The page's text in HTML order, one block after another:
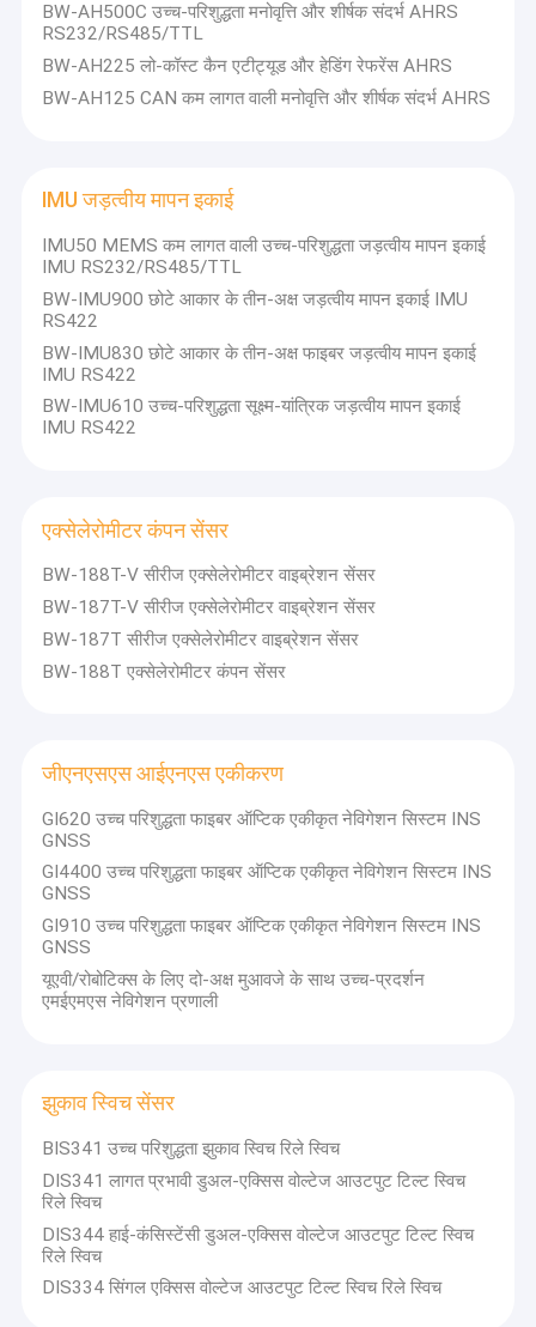
कारखाना भ्रमण
गुणवत्ता नियंत्रण
संपर्क करें
एक उद्धरण का अनुरोध करें
गतिशील इनक्लिनोमीटर
वायरलेस इनक्लिनोमीटर
इलेक्ट्रॉनिक कम्पास सेंसर
BW-AH500C उच्च-परिशुद्धता मनोवृत्ति और शीर्षक संदर्भ AHRS
RS232/RS485/TTL
BW-AH225 लो-कॉस्ट कैन एटीट्यूड और हेडिंग रेफरेंस AHRS
BW-AH125 CAN कम लागत वाली मनोवृत्ति और शीर्षक संदर्भ AHRS
IMU जड़त्वीय मापन इकाई
IMU50 MEMS कम लागत वाली उच्च-परिशुद्धता जड़त्वीय मापन इकाई
IMU RS232/RS485/TTL
BW-IMU900 छोटे आकार के तीन-अक्ष जड़त्वीय मापन इकाई IMU
RS422
BW-IMU830 छोटे आकार के तीन-अक्ष फाइबर जड़त्वीय मापन इकाई
IMU RS422
BW-IMU610 उच्च-परिशुद्धता सूक्ष्म-यांत्रिक जड़त्वीय मापन इकाई
IMU RS422
एक्सेलेरोमीटर कंपन सेंसर
BW-188T-V सीरीज एक्सेलेरोमीटर वाइब्रेशन सेंसर
BW-187T-V सीरीज एक्सेलेरोमीटर वाइब्रेशन सेंसर
BW-187T सीरीज एक्सेलेरोमीटर वाइब्रेशन सेंसर
BW-188T एक्सेलेरोमीटर कंपन सेंसर
जीएनएसएस आईएनएस एकीकरण
GI620 उच्च परिशुद्धता फाइबर ऑप्टिक एकीकृत नेविगेशन सिस्टम INS
GNSS
GI4400 उच्च परिशुद्धता फाइबर ऑप्टिक एकीकृत नेविगेशन सिस्टम INS
GNSS
GI910 उच्च परिशुद्धता फाइबर ऑप्टिक एकीकृत नेविगेशन सिस्टम INS
GNSS
यूएवी/रोबोटिक्स के लिए दो-अक्ष मुआवजे के साथ उच्च-प्रदर्शन
एमईएमएस नेविगेशन प्रणाली
झुकाव स्विच सेंसर
BIS341 उच्च परिशुद्धता झुकाव स्विच रिले स्विच
DIS341 लागत प्रभावी डुअल-एक्सिस वोल्टेज आउटपुट टिल्ट स्विच
रिले स्विच
DIS344 हाई-कंसिस्टेंसी डुअल-एक्सिस वोल्टेज आउटपुट टिल्ट स्विच
रिले स्विच
DIS334 सिंगल एक्सिस वोल्टेज आउटपुट टिल्ट स्विच रिले स्विच
BWSENSING टेक्नोलॉजी LLC (BWSENSING) एक अभिनव, तेजी से बढ़ती कंपनी
वैश्विक ब्रांड के रूप में अनुमोदित किया गया है।
इनर्शियल सेंसर तकनीक की एक श्रृंखला के अनुसंधान-डिजाइन-विकास और निर्माण में
15 वर्षों के अनुभव के साथ, BWSENSING के पास इंक्लाइनोमीटर, इलेक्ट्रॉनिक
एकीकृत OEM/ODM डिजाइन और विनिर्माण सेवाएं प्रदान करने के कौशल, ज्ञान और
अनुभव हैं।
जैसा कि कंपनी के सह-संस्थापक डॉ. गुआंगयी शी ने कहा, हम बेहतर IoT दुनिया के लिए
करेंगे।